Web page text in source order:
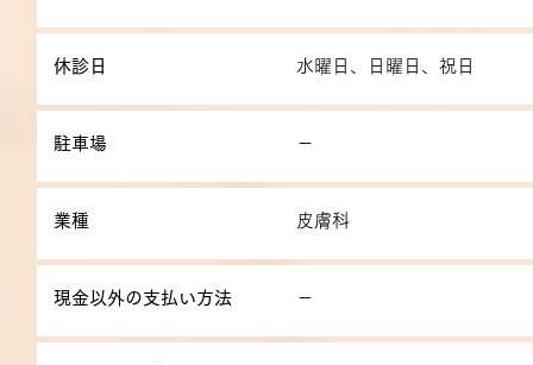
休診日 水曜日、日曜日、祝日
駐車場 －
業種 皮膚科
現金以外の支払い方法 －